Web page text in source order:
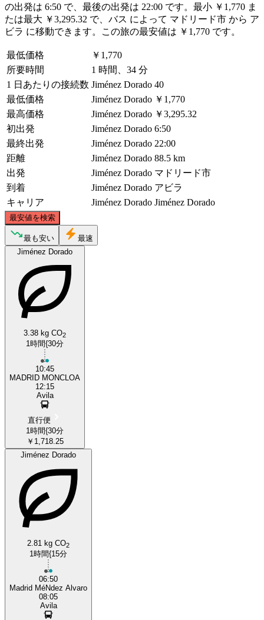
の出発は 6:50 で、最後の出発は 22:00 です。最小 ￥1,770 ま
たは最大 ￥3,295.32 で、バス によって マドリード市 から ア
ビラ に移動できます。この旅の最安値は ￥1,770 です。
最低価格
￥1,770
所要時間
1 時間、34 分
1 日あたりの接続数 Jiménez Dorado 40
最低価格
Jiménez Dorado ￥1,770
最高価格
Jiménez Dorado ￥3,295.32
初出発
Jiménez Dorado 6:50
最終出発
Jiménez Dorado 22:00
距離
Jiménez Dorado 88.5 km
出発
Jiménez Dorado マドリード市
到着
Jiménez Dorado アビラ
キャリア
Jiménez Dorado Jiménez Dorado
最安値を検索
最も安い
最速
Jiménez Dorado
3.38 kg CO2
1時間{30分
10:45
MADRID MONCLOA
12:15
Avila
直行便
1時間{30分
￥1,718.25
Jiménez Dorado
2.81 kg CO2
1時間{15分
06:50
Madrid MéNdez Alvaro
08:05
Avila